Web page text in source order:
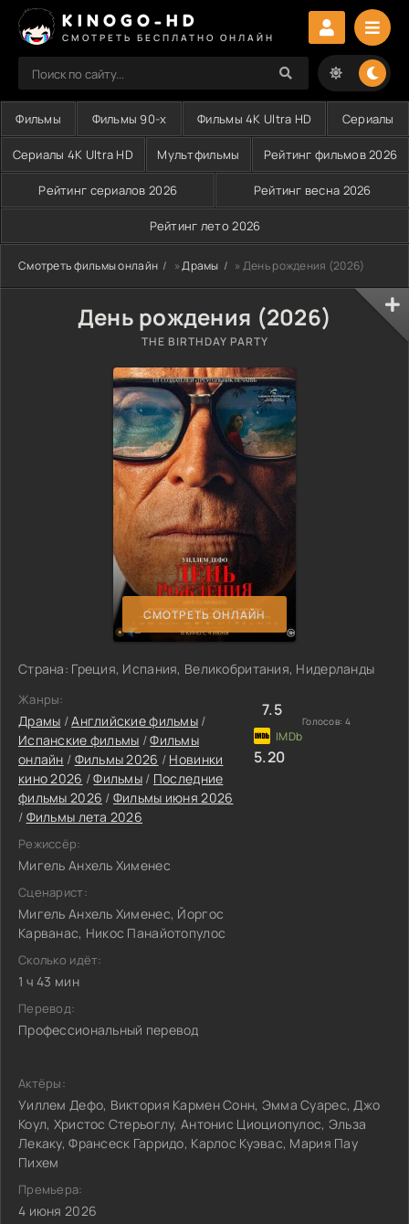
KINOGO-HD
СМОТРЕТЬ БЕСПЛАТНО ОНЛАЙН
Фильмы Фильмы 90-х Фильмы 4K Ultra HD Сериалы
Сериалы 4K Ultra HD Мультфильмы Рейтинг фильмов 2026
Рейтинг сериалов 2026 Рейтинг весна 2026
Рейтинг лето 2026
Смотреть фильмы онлайн »Драмы » День рождения (2026)
День рождения (2026)
THE BIRTHDAY PARTY
СМОТРЕТЬ ОНЛАЙН
Страна: Греция, Испания, Великобритания, Нидерланды
Жанры:
Драмы /Английские фильмы /
Испанские фильмы /Фильмы
онлайн / Фильмы 2026 / Новинки
кино 2026 /Фильмы / Последние
фильмы 2026 / Фильмы июня 2026
/ Фильмы лета 2026
Режиссёр:
Мигель Анхель Хименес
Сценарист:
Мигель Анхель Хименес, Йоргос
Карванас, Никос Панайотопулос
Сколько идёт:
1 ч 43 мин
Перевод:
Профессиональный перевод
7.5
Голосов: 4
5.20
Актёры:
Уиллем Дефо, Виктория Кармен Сонн, Эмма Суарес, Джо
Коул, Христос Стерьоглу, Антонис Циоциопулос, Эльза
Лекаку, Франсеск Гарридо, Карлос Куэвас, Мария Пау
Пихем
Премьера:
4 июня 2026